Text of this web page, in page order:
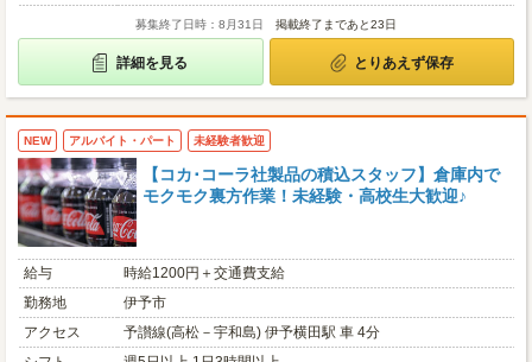
募集終了日時：8月31日 掲載終了まであと23日
詳細を見る とりあえず保存
NEW アルバイト・パート 未経験者歓迎
【コカ･コーラ社製品の積込スタッフ】倉庫内で
モクモク裏方作業！未経験・高校生大歓迎♪
給与
時給1200円＋交通費支給
勤務地
伊予市
アクセス
予讃線(高松－宇和島) 伊予横田駅 車 4分